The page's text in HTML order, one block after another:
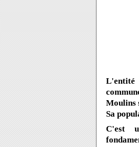
L'entité
Moulins
Sa
C'est